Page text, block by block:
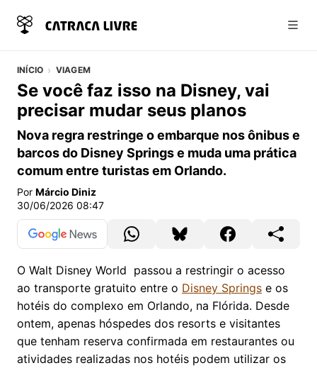
INÍCIO VIAGEM
Se você faz isso na Disney, vai
precisar mudar seus planos
Nova regra restringe o embarque nos ônibus e
barcos do Disney Springs e muda uma prática
comum entre turistas em Orlando.
Por Márcio Diniz
30/06/2026 08:47
O Walt Disney World passou a restringir o acesso
ao transporte gratuito entre o Disney Springs e os
hotéis do complexo em Orlando, na Flórida. Desde
ontem, apenas hóspedes dos resorts e visitantes
que tenham reserva confirmada em restaurantes ou
atividades realizadas nos hotéis podem utilizar os